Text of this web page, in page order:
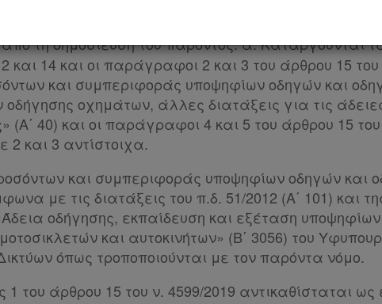
τη δημοσίευση του παρόντος: α. Καταργούνται
και 14 και οι παράγραφοι 2 και 3 του άρθρου 15 του
και συμπεριφοράς υποψηφίων οδηγών και
οχημάτων, άλλες διατάξεις για τις
(Α΄ 40) και οι παράγραφοι 4 και 5 του άρθρου 15
2 και 3 αντίστοιχα.
και συμπεριφοράς υποψηφίων οδηγών και
με τις διατάξεις του π.δ. 51/2012 (Α΄ 101) και
οδήγησης, εκπαίδευση και εξέταση
και αυτοκινήτων» (Β΄ 3056) του
όπως τροποποιούνται με τον παρόντα νόμο.
του άρθρου 15 του ν. 4599/2019 αντικαθίσταται ως